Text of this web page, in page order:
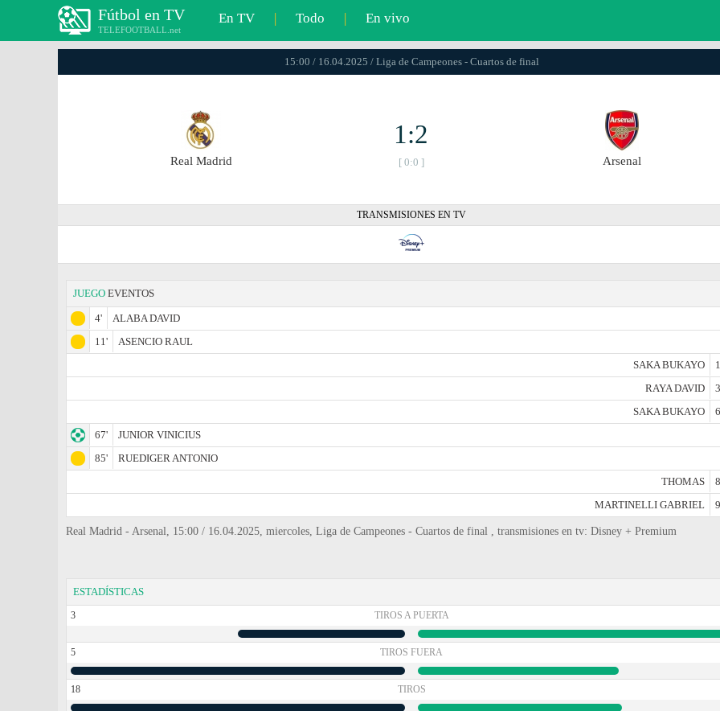
Fútbol en TV
TELEFOOTBALL.net
En TV | Todo | En vivo
15:00 / 16.04.2025 / Liga de Campeones - Cuartos de final
Real Madrid
1:2
[ 0:0 ] Arsenal
TRANSMISIONES EN TV
JUEGO EVENTOS
4'
ALABA DAVID
11'
ASENCIO RAUL
SAKA BUKAYO
RAYA DAVID
SAKA BUKAYO
67'
JUNIOR VINICIUS
85'
RUEDIGER ANTONIO
THOMAS
MARTINELLI GABRIEL
Real Madrid - Arsenal, 15:00 / 16.04.2025, miercoles, Liga de Campeones - Cuartos de final , transmisiones en tv: Disney + Premium
ESTADÍSTICAS
3 TIROS A PUERTA
5 TIROS FUERA
18 TIROS